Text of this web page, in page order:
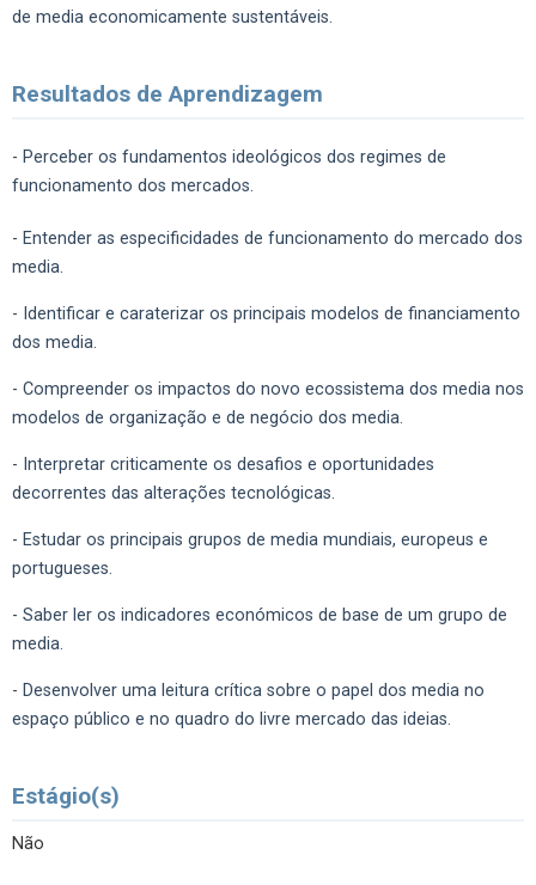
de media economicamente sustentáveis.
Resultados de Aprendizagem
- Perceber os fundamentos ideológicos dos regimes de
funcionamento dos mercados.
- Entender as especificidades de funcionamento do mercado dos
media.
- Identificar e caraterizar os principais modelos de financiamento
dos media.
- Compreender os impactos do novo ecossistema dos media nos
modelos de organização e de negócio dos media.
- Interpretar criticamente os desafios e oportunidades
decorrentes das alterações tecnológicas.
- Estudar os principais grupos de media mundiais, europeus e
portugueses.
- Saber ler os indicadores económicos de base de um grupo de
media.
- Desenvolver uma leitura crítica sobre o papel dos media no
espaço público e no quadro do livre mercado das ideias.
Estágio(s)
Não